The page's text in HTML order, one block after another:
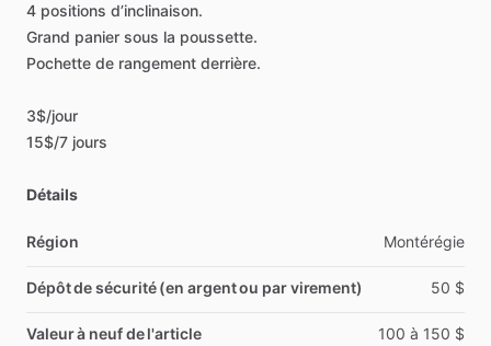
4 positions d’inclinaison.
Grand panier sous la poussette.
Pochette de rangement derrière.
3$​/​jour
15$​/​7 jours
Détails
Région Montérégie
Dépôt de sécurité (en argent ou par virement) 50 $
Valeur à neuf de l'article 100 à 150 $